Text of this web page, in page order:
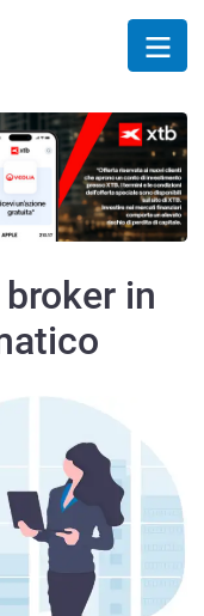
in